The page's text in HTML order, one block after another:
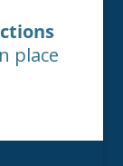
place